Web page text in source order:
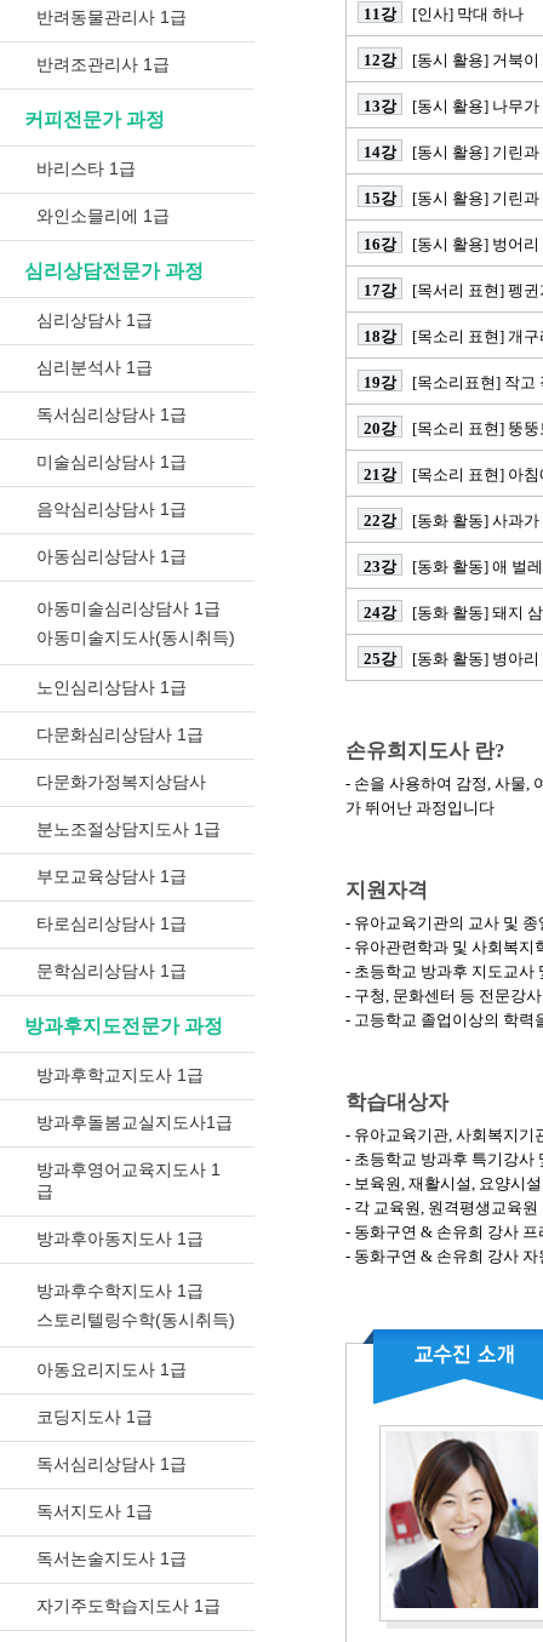
반려동물관리사 1급
반려조관리사 1급
커피전문가 과정
바리스타 1급
와인소믈리에 1급
심리상담전문가 과정
심리상담사 1급
심리분석사 1급
독서심리상담사 1급
미술심리상담사 1급
음악심리상담사 1급
아동심리상담사 1급
아동미술심리상담사 1급
아동미술지도사(동시취득)
노인심리상담사 1급
다문화심리상담사 1급
다문화가정복지상담사
분노조절상담지도사 1급
부모교육상담사 1급
타로심리상담사 1급
문학심리상담사 1급
방과후지도전문가 과정
방과후학교지도사 1급
방과후돌봄교실지도사1급
방과후영어교육지도사 1
급
방과후아동지도사 1급
방과후수학지도사 1급
스토리텔링수학(동시취득)
아동요리지도사 1급
코딩지도사 1급
독서심리상담사 1급
독서지도사 1급
독서논술지도사 1급
자기주도학습지도사 1급
11강 [인사] 막대 하나
12강 [동시 활용] 거북이
13강 [동시 활용] 나무
14강 [동시 활용] 기린과
15강 [동시 활용] 기린과
16강 [동시 활용] 벙어리
17강 [목서리 표현] 펭귄
18강 [목소리 표현] 개
19강 [목소리표현] 작고
20강 [목소리 표현] 뚱
21강 [목소리 표현] 아
22강 [동화 활동] 사과가
23강 [동화 활동] 애 벌
24강 [동화 활동] 돼지
25강 [동화 활동] 병아리
손유희지도사 란?
- 손을 사용하여 감정, 사물,
가 뛰어난 과정입니다
지원자격
- 유아교육기관의 교사 및 종
- 유아관련학과 및 사회복지
- 초등학교 방과후 지도교사
- 구청, 문화센터 등 전문강사
- 고등학교 졸업이상의 학력
학습대상자
- 유아교육기관, 사회복지기
- 초등학교 방과후 특기강사
- 보육원, 재활시설, 요양시
- 각 교육원, 원격평생교육
- 동화구연 & 손유희 강사 프
- 동화구연 & 손유희 강사 자